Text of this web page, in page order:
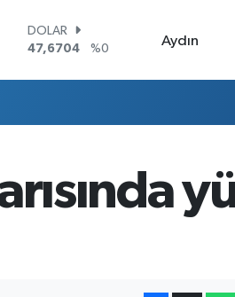
DOLAR
47,6704
%0
13.799
%70
BITCOIN
Aydın